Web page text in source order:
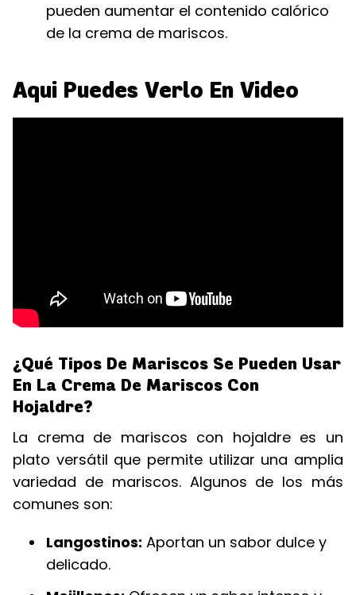
pueden aumentar el contenido calórico
de la crema de mariscos.
Aqui Puedes Verlo En Video
¿Qué Tipos De Mariscos Se Pueden Usar
En La Crema De Mariscos Con
Hojaldre?
La crema de mariscos con hojaldre es un
plato versátil que permite utilizar una amplia
variedad de mariscos. Algunos de los más
comunes son:
Langostinos: Aportan un sabor dulce y
delicado.